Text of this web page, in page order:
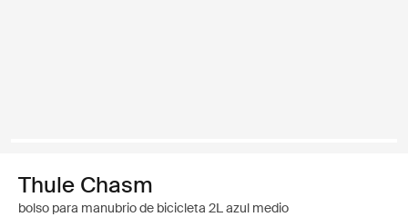
Thule Chasm
bolso para manubrio de bicicleta 2L azul medio